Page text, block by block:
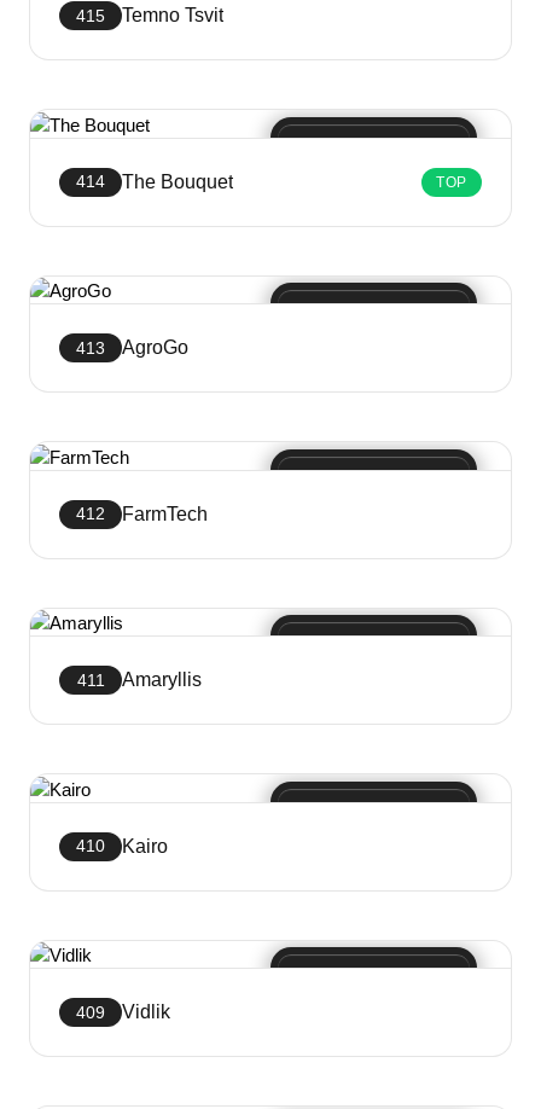
415 Temno Tsvit
414 The Bouquet TOP
413 AgroGo
412 FarmTech
411 Amaryllis
410 Kairo
409 Vidlik